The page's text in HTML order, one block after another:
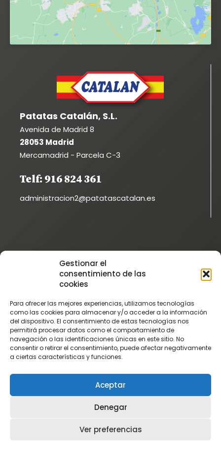
Gestionar el
consentimiento de las
cookies
Para ofrecer las mejores experiencias, utilizamos tecnologías
como las cookies para almacenar y/o acceder a la información
del dispositivo. El consentimiento de estas tecnologías nos
permitirá procesar datos como el comportamiento de
navegación o las identificaciones únicas en este sitio. No
consentir o retirar el consentimiento, puede afectar negativamente
a ciertas características y funciones.
Aceptar
Denegar
Ver preferencias
Patatas Catalán, S.L.
Avenida de Madrid 8
28053 Madrid
Mercamadrid - Parcela C-3
Telf: 916 824 361
administracion2@patatascatalan.es
Instagram
@patatascatalan
Facebook
Vimeo
Patatascatalan
Youtube
PatatasCatalan